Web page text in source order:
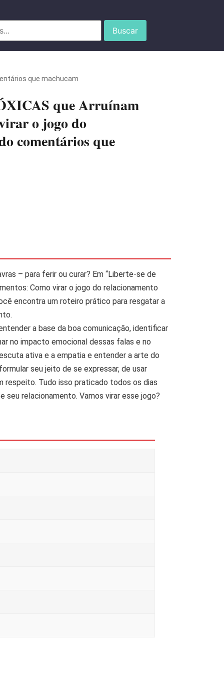
Buscar
que machucam
que Arruínam
o jogo do
comentários que
– para ferir ou curar? Em “Liberte-se de
Como virar o jogo do relacionamento
encontra um roteiro prático para resgatar a
a base da boa comunicação, identificar
no impacto emocional dessas falas e no
ativa e a empatia e entender a arte do
seu jeito de se expressar, de usar
respeito. Tudo isso praticado todos os dias
relacionamento. Vamos virar esse jogo?